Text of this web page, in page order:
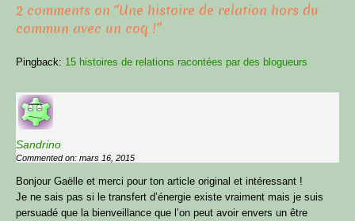
2 comments on “Une histoire de relation hors du
commun avec un coq !”
Pingback: 15 histoires de relations racontées par des blogueurs
Sandrino
Commented on: mars 16, 2015
Bonjour Gaëlle et merci pour ton article original et intéressant !
Je ne sais pas si le transfert d’énergie existe vraiment mais je suis
persuadé que la bienveillance que l’on peut avoir envers un être